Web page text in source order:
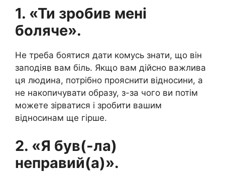
1. «Ти зробив мені
боляче».
Не треба боятися дати комусь знати, що він
заподіяв вам біль. Якщо вам дійсно важлива
ця людина, потрібно прояснити відносини, а
не накопичувати образу, з-за чого ви потім
можете зірватися і зробити вашим
відносинам ще гірше.
2. «Я був(-ла)
неправий(а)».